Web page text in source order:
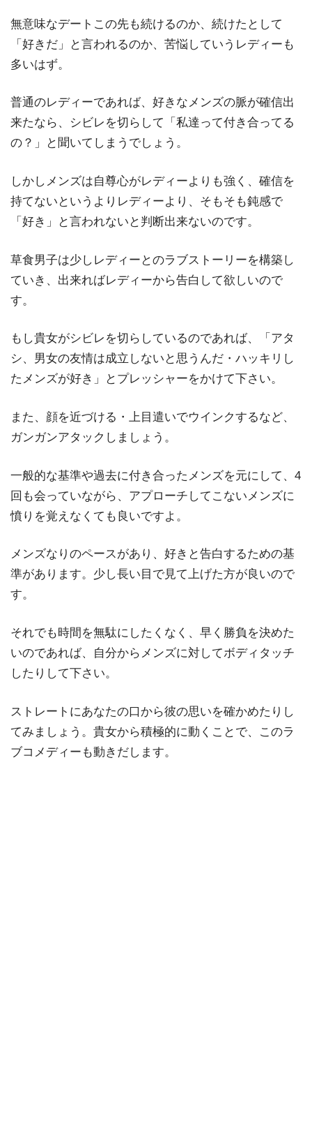
無意味なデートこの先も続けるのか、続けたとして
「好きだ」と言われるのか、苦悩していうレディーも
多いはず。
普通のレディーであれば、好きなメンズの脈が確信出
来たなら、シビレを切らして「私達って付き合ってる
の？」と聞いてしまうでしょう。
しかしメンズは自尊心がレディーよりも強く、確信を
持てないというよりレディーより、そもそも鈍感で
「好き」と言われないと判断出来ないのです。
草食男子は少しレディーとのラブストーリーを構築し
ていき、出来ればレディーから告白して欲しいので
す。
もし貴女がシビレを切らしているのであれば、「アタ
シ、男女の友情は成立しないと思うんだ・ハッキリし
たメンズが好き」とプレッシャーをかけて下さい。
また、顔を近づける・上目遣いでウインクするなど、
ガンガンアタックしましょう。
一般的な基準や過去に付き合ったメンズを元にして、4
回も会っていながら、アプローチしてこないメンズに
憤りを覚えなくても良いですよ。
メンズなりのペースがあり、好きと告白するための基
準があります。少し長い目で見て上げた方が良いので
す。
それでも時間を無駄にしたくなく、早く勝負を決めた
いのであれば、自分からメンズに対してボディタッチ
したりして下さい。
ストレートにあなたの口から彼の思いを確かめたりし
てみましょう。貴女から積極的に動くことで、このラ
ブコメディーも動きだします。